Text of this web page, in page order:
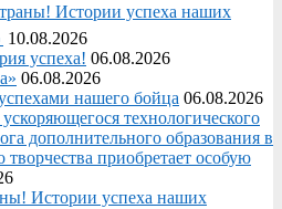
Истории успеха наших
10.08.2026
успеха! 06.08.2026
06.08.2026
нашего бойца 06.08.2026
технологического
дополнительного образования в
творчества приобретает особую
Истории успеха наших